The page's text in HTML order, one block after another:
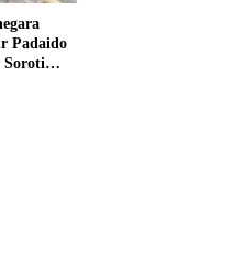
Padaido
Soroti